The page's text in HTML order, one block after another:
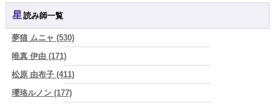
家事も育児も仕事も完璧にこなして、最後に倒れるくらいなら、私は
堂々と手を抜く」
2026/08/10
誰かに好かれるために、自分を小さくして生きるくらいなら、嫌われ
たっていい。人生の最後に『私は私だった』と言えるほうが、ずっと
かっこいい
(芽百マミム)
2026/08/10
2026年8月10日 丙辰 自分の可能性を自然のままに表現する日
星読み師一覧
夢猫 ムニャ (530)
唯真 伊由 (171)
松原 由布子 (411)
瓔珞ルノン (177)